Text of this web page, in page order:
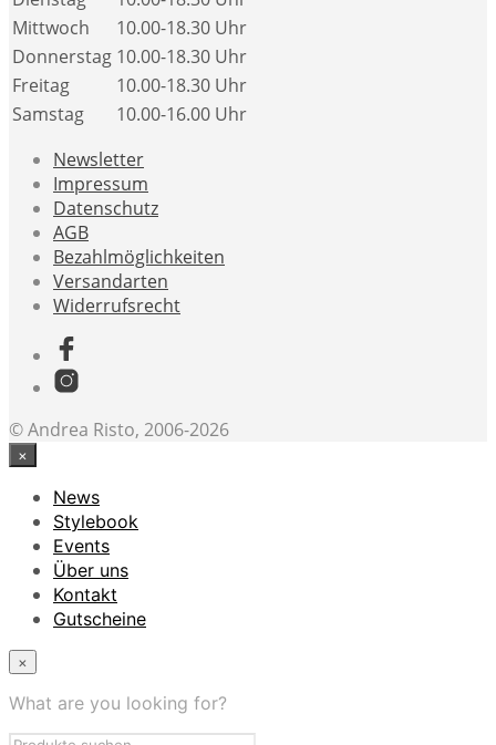
Mittwoch
10.00-18.30 Uhr
Donnerstag 10.00-18.30 Uhr
Freitag
10.00-18.30 Uhr
Samstag
10.00-16.00 Uhr
Newsletter
Impressum
Datenschutz
AGB
Bezahlmöglichkeiten
Versandarten
Widerrufsrecht
© Andrea Risto, 2006-2026
×
News
Stylebook
Events
Über uns
Kontakt
Gutscheine
×
What are you looking for?